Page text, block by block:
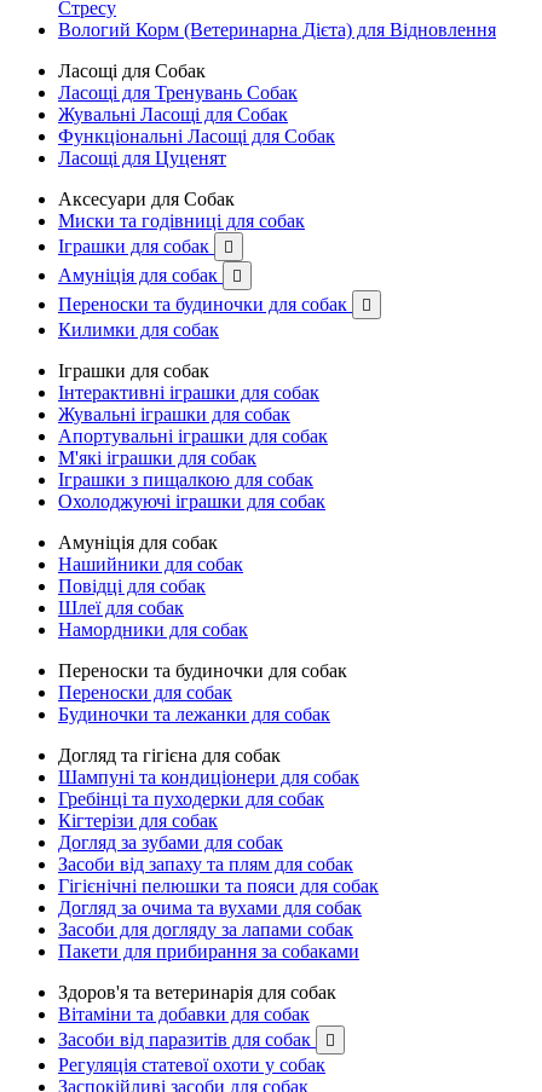
Стресу
Вологий Корм (Ветеринарна Дієта) для Відновлення
Ласощі для Собак
Ласощі для Тренувань Собак
Жувальні Ласощі для Собак
Функціональні Ласощі для Собак
Ласощі для Цуценят
Аксесуари для Собак
Миски та годівниці для собак
Іграшки для собак

Амуніція для собак 
Переноски та будиночки для собак 
Килимки для собак
Іграшки для собак
Інтерактивні іграшки для собак
Жувальні іграшки для собак
Апортувальні іграшки для собак
М'які іграшки для собак
Іграшки з пищалкою для собак
Охолоджуючі іграшки для собак
Амуніція для собак
Нашийники для собак
Повідці для собак
Шлеї для собак
Намордники для собак
Переноски та будиночки для собак
Переноски для собак
Будиночки та лежанки для собак
Догляд та гігієна для собак
Шампуні та кондиціонери для собак
Гребінці та пуходерки для собак
Кігтерізи для собак
Догляд за зубами для собак
Засоби від запаху та плям для собак
Гігієнічні пелюшки та пояси для собак
Догляд за очима та вухами для собак
Засоби для догляду за лапами собак
Пакети для прибирання за собаками
Здоров'я та ветеринарія для собак
Вітаміни та добавки для собак
Засоби від паразитів для собак

Регуляція статевої охоти у собак
Заспокійливі засоби для собак